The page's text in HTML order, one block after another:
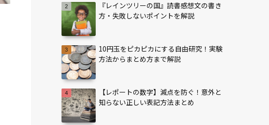
『レインツリーの国』読書感想文の書き
方・失敗しないポイントを解説
10円玉をピカピカにする自由研究！実験
方法からまとめ方まで解説
【レポートの数字】減点を防ぐ！意外と
知らない正しい表記方法まとめ